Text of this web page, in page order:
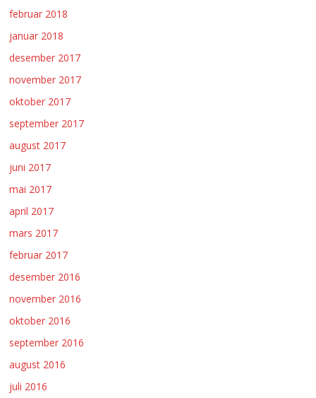
februar 2018
januar 2018
desember 2017
november 2017
oktober 2017
september 2017
august 2017
juni 2017
mai 2017
april 2017
mars 2017
februar 2017
desember 2016
november 2016
oktober 2016
september 2016
august 2016
juli 2016